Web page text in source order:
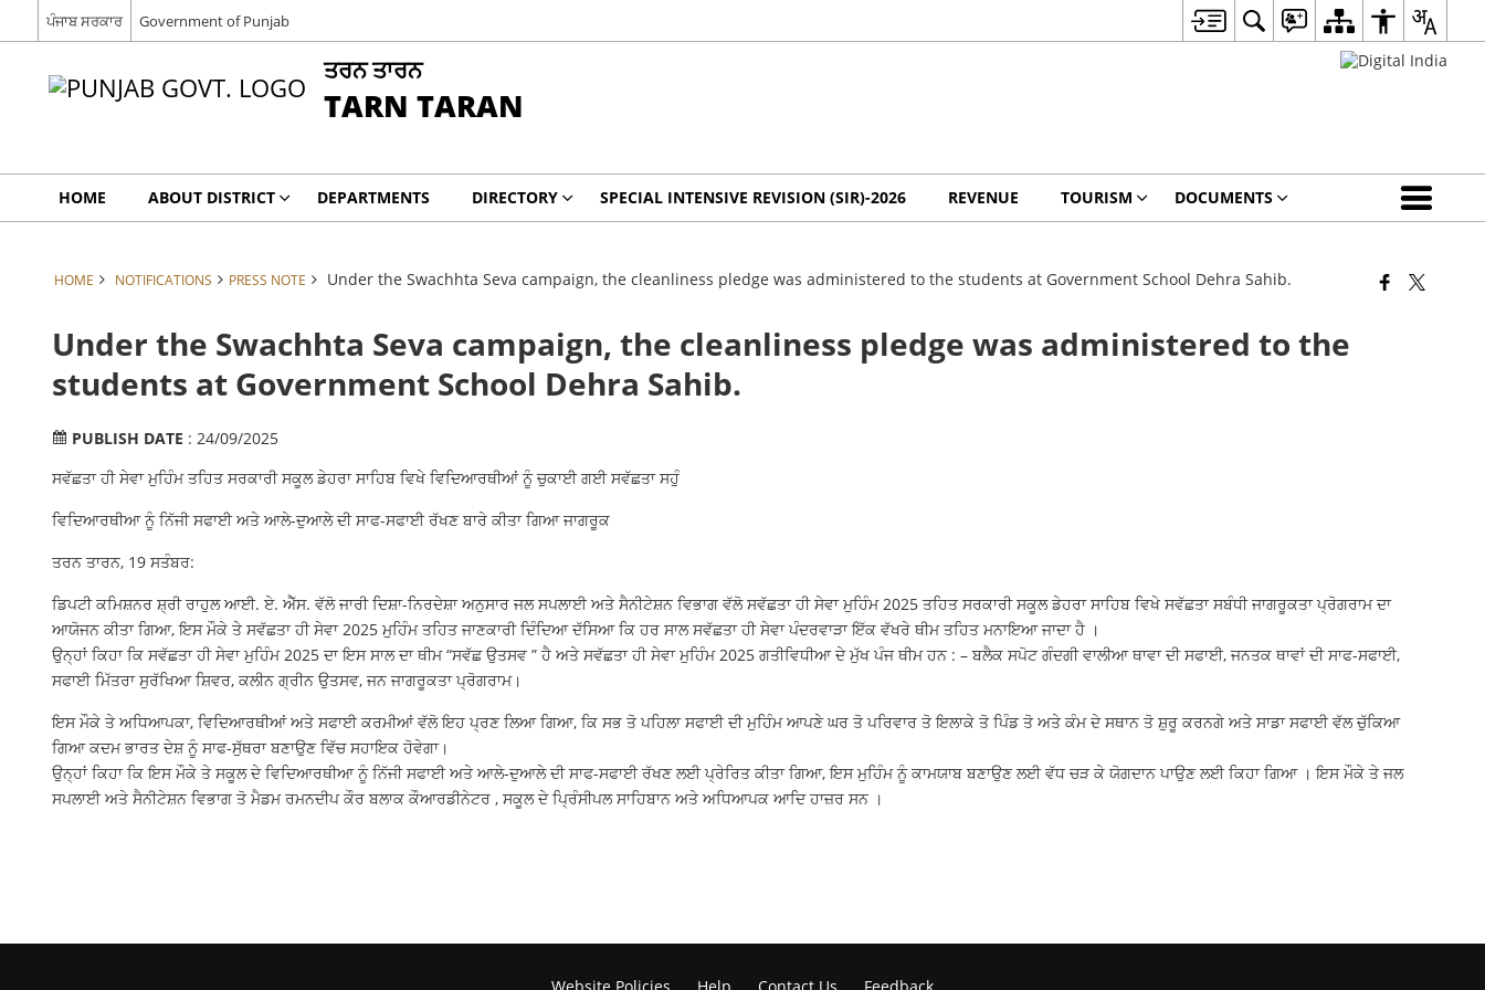
ਪੰਜਾਬ ਸਰਕਾਰ Government of Punjab
ਤਰਨ ਤਾਰਨ
TARN TARAN
HOME ABOUT DISTRICT DEPARTMENTS DIRECTORY SPECIAL INTENSIVE REVISION (SIR)-2026 REVENUE TOURISM DOCUMENTS
HOME NOTIFICATIONS PRESS NOTE Under the Swachhta Seva campaign, the cleanliness pledge was administered to the students at Government School Dehra Sahib.
Under the Swachhta Seva campaign, the cleanliness pledge was administered to the
students at Government School Dehra Sahib.
PUBLISH DATE : 24/09/2025
ਸਵੱਛਤਾ ਹੀ ਸੇਵਾ ਮੁਹਿੰਮ ਤਹਿਤ ਸਰਕਾਰੀ ਸਕੂਲ ਡੇਹਰਾ ਸਾਹਿਬ ਵਿਖੇ ਵਿਦਿਆਰਥੀਆਂ ਨੂੰ ਚੁਕਾਈ ਗਈ ਸਵੱਛਤਾ ਸਹੁੰ
ਵਿਦਿਆਰਥੀਆ ਨੂੰ ਨਿੱਜੀ ਸਫਾਈ ਅਤੇ ਆਲੇ-ਦੁਆਲੇ ਦੀ ਸਾਫ-ਸਫਾਈ ਰੱਖਣ ਬਾਰੇ ਕੀਤਾ ਗਿਆ ਜਾਗਰੂਕ
ਤਰਨ ਤਾਰਨ, 19 ਸਤੰਬਰ:
ਡਿਪਟੀ ਕਮਿਸ਼ਨਰ ਸ਼੍ਰੀ ਰਾਹੁਲ ਆਈ. ਏ. ਐੱਸ. ਵੱਲੋ ਜਾਰੀ ਦਿਸ਼ਾ-ਨਿਰਦੇਸ਼ਾ ਅਨੁਸਾਰ ਜਲ ਸਪਲਾਈ ਅਤੇ ਸੈਨੀਟੇਸ਼ਨ ਵਿਭਾਗ ਵੱਲੋ ਸਵੱਛਤਾ ਹੀ ਸੇਵਾ ਮੁਹਿੰਮ 2025 ਤਹਿਤ ਸਰਕਾਰੀ ਸਕੂਲ ਡੇਹਰਾ ਸਾਹਿਬ ਵਿਖੇ ਸਵੱਛਤਾ ਸਬੰਧੀ ਜਾਗਰੂਕਤਾ ਪ੍ਰੋਗਰਾਮ ਦਾ
ਆਯੋਜਨ ਕੀਤਾ ਗਿਆ, ਇਸ ਮੌਕੇ ਤੇ ਸਵੱਛਤਾ ਹੀ ਸੇਵਾ 2025 ਮੁਹਿੰਮ ਤਹਿਤ ਜਾਣਕਾਰੀ ਦਿੰਦਿਆ ਦੱਸਿਆ ਕਿ ਹਰ ਸਾਲ ਸਵੱਛਤਾ ਹੀ ਸੇਵਾ ਪੰਦਰਵਾੜਾ ਇੱਕ ਵੱਖਰੇ ਥੀਮ ਤਹਿਤ ਮਨਾਇਆ ਜਾਦਾ ਹੈ ।
ਉਨ੍ਹਾਂ ਕਿਹਾ ਕਿ ਸਵੱਛਤਾ ਹੀ ਸੇਵਾ ਮੁਹਿੰਮ 2025 ਦਾ ਇਸ ਸਾਲ ਦਾ ਥੀਮ “ਸਵੱਛ ਉਤਸਵ ” ਹੈ ਅਤੇ ਸਵੱਛਤਾ ਹੀ ਸੇਵਾ ਮੁਹਿੰਮ 2025 ਗਤੀਵਿਧੀਆ ਦੇ ਮੁੱਖ ਪੰਜ ਥੀਮ ਹਨ : – ਬਲੈਕ ਸਪੋਟ ਗੰਦਗੀ ਵਾਲੀਆ ਥਾਵਾ ਦੀ ਸਫਾਈ, ਜਨਤਕ ਥਾਵਾਂ ਦੀ ਸਾਫ-ਸਫਾਈ,
ਸਫਾਈ ਮਿੱਤਰਾ ਸੁਰੱਖਿਆ ਸ਼ਿਵਰ, ਕਲੀਨ ਗ੍ਰੀਨ ਉਤਸਵ, ਜਨ ਜਾਗਰੂਕਤਾ ਪ੍ਰੋਗਰਾਮ।
ਇਸ ਮੌਕੇ ਤੇ ਅਧਿਆਪਕਾ, ਵਿਦਿਆਰਥੀਆਂ ਅਤੇ ਸਫਾਈ ਕਰਮੀਆਂ ਵੱਲੋ ਇਹ ਪ੍ਰਣ ਲਿਆ ਗਿਆ, ਕਿ ਸਭ ਤੋ ਪਹਿਲਾ ਸਫਾਈ ਦੀ ਮੁਹਿੰਮ ਆਪਣੇ ਘਰ ਤੋ ਪਰਿਵਾਰ ਤੋ ਇਲਾਕੇ ਤੋ ਪਿੰਡ ਤੋ ਅਤੇ ਕੰਮ ਦੇ ਸਥਾਨ ਤੋ ਸ਼ੁਰੂ ਕਰਨਗੇ ਅਤੇ ਸਾਡਾ ਸਫਾਈ ਵੱਲ ਚੁੱਕਿਆ
ਗਿਆ ਕਦਮ ਭਾਰਤ ਦੇਸ਼ ਨੂੰ ਸਾਫ-ਸੁੱਥਰਾ ਬਣਾਉਣ ਵਿੱਚ ਸਹਾਇਕ ਹੋਵੇਗਾ।
ਉਨ੍ਹਾਂ ਕਿਹਾ ਕਿ ਇਸ ਮੌਕੇ ਤੇ ਸਕੂਲ ਦੇ ਵਿਦਿਆਰਥੀਆ ਨੂੰ ਨਿੱਜੀ ਸਫਾਈ ਅਤੇ ਆਲੇ-ਦੁਆਲੇ ਦੀ ਸਾਫ-ਸਫਾਈ ਰੱਖਣ ਲਈ ਪ੍ਰੇਰਿਤ ਕੀਤਾ ਗਿਆ, ਇਸ ਮੁਹਿੰਮ ਨੂੰ ਕਾਮਯਾਬ ਬਣਾਉਣ ਲਈ ਵੱਧ ਚੜ ਕੇ ਯੋਗਦਾਨ ਪਾਉਣ ਲਈ ਕਿਹਾ ਗਿਆ । ਇਸ ਮੌਕੇ ਤੇ ਜਲ
ਸਪਲਾਈ ਅਤੇ ਸੈਨੀਟੇਸ਼ਨ ਵਿਭਾਗ ਤੋ ਮੈਡਮ ਰਮਨਦੀਪ ਕੌਰ ਬਲਾਕ ਕੌਆਰਡੀਨੇਟਰ , ਸਕੂਲ ਦੇ ਪ੍ਰਿੰਸੀਪਲ ਸਾਹਿਬਾਨ ਅਤੇ ਅਧਿਆਪਕ ਆਦਿ ਹਾਜ਼ਰ ਸਨ ।